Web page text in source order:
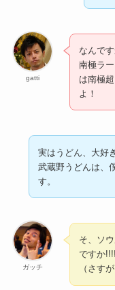
gatti
なんです
南極ラ
は南極
よ！
実はうどん、大好
武蔵野うどんは、
す。
ガッチ
そ、ソ
ですか
（さす